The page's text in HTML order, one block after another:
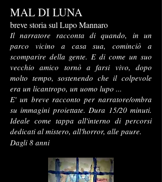
MAL DI LUNA
breve storia sul Lupo Mannaro
Il narratore racconta di quando, in un
parco vicino a casa sua, cominciò a
scomparire della gente. E di come un suo
vecchio amico tornò a farsi vivo, dopo
molto tempo, sostenendo che il colpevole
era un licantropo, un uomo lupo ...
E' un breve racconto per narratore/ombra
su immagini proiettate. Dura 15/20 minuti.
Ideale come tappa all'interno di percorsi
dedicati al mistero, all'horror, alle paure.
Dagli 8 anni